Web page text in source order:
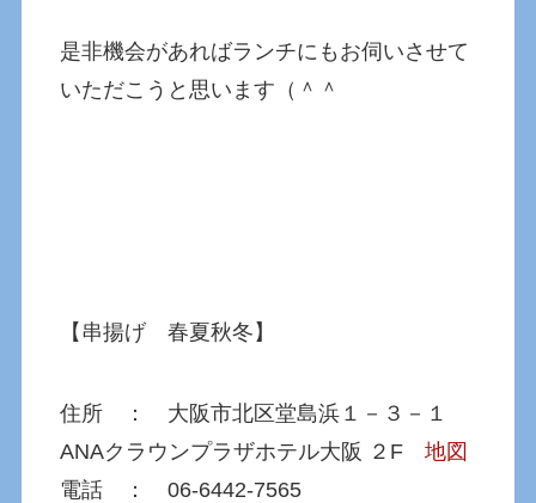
是非機会があればランチにもお伺いさせて
いただこうと思います（＾＾
【串揚げ 春夏秋冬】
住所 ： 大阪市北区堂島浜１－３－１
ANAクラウンプラザホテル大阪 ２F地図
電話 ： 06-6442-7565